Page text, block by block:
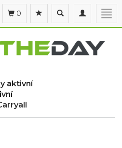
Toggle
navigation
Toggle
search
0
aktivní